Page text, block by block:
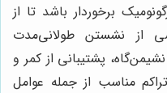
برخوردار باشد تا از
از نشستن طولانی‌مدت
پشتیبانی از کمر و
مناسب از جمله عوامل